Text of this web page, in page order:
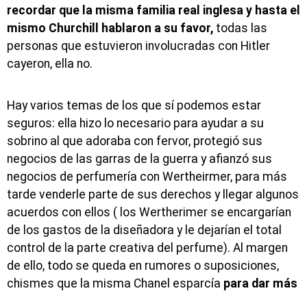
recordar que la misma familia real inglesa y hasta el
mismo Churchill hablaron a su favor, todas las
personas que estuvieron involucradas con Hitler
cayeron, ella no.
Hay varios temas de los que sí podemos estar
seguros: ella hizo lo necesario para ayudar a su
sobrino al que adoraba con fervor, protegió sus
negocios de las garras de la guerra y afianzó sus
negocios de perfumería con Wertheirmer, para más
tarde venderle parte de sus derechos y llegar algunos
acuerdos con ellos ( los Wertherimer se encargarían
de los gastos de la diseñadora y le dejarían el total
control de la parte creativa del perfume). Al margen
de ello, todo se queda en rumores o suposiciones,
chismes que la misma Chanel esparcía para dar más